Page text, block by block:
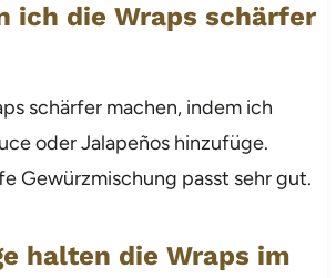
ich die Wraps schärfer
schärfer machen, indem ich
oder Jalapeños hinzufüge.
Gewürzmischung passt sehr gut.
halten die Wraps im